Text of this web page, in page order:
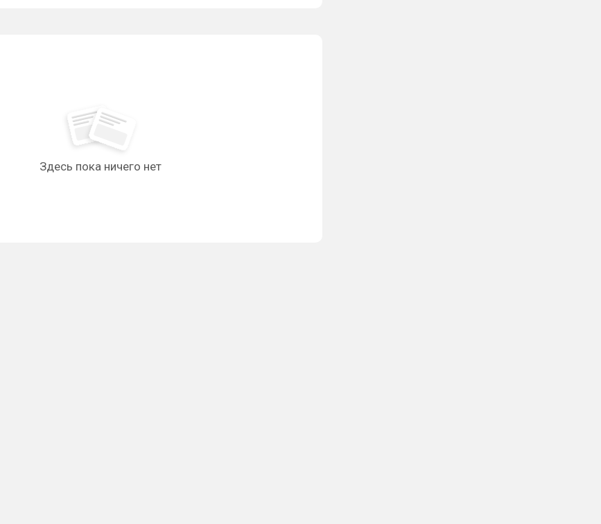
Здесь пока ничего нет